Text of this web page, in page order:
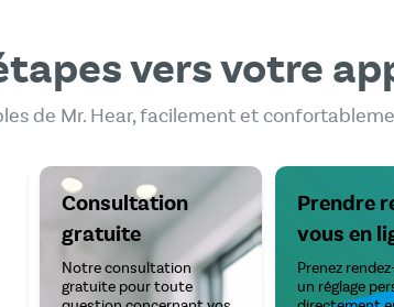
vers votre
de Mr. Hear, facilement et
Consultation
gratuite
Notre consultation
gratuite pour toute
Prendre
vous en
Prenez
un réglage